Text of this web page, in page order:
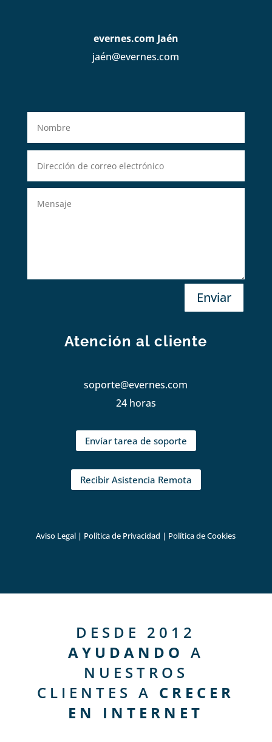
evernes.com Jaén
jaén@evernes.com
Enviar
Atención al cliente
soporte@evernes.com
24 horas
Envíar tarea de soporte
Recibir Asistencia Remota
Aviso Legal | Política de Privacidad | Política de Cookies
DESDE 2012
AYUDANDO A
NUESTROS
CLIENTES A CRECER
EN INTERNET